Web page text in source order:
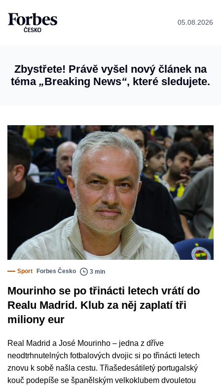
05.08.2026
Zbystřete! Právě vyšel nový článek na
téma „Breaking News“, které sledujete.
Sport Forbes Česko 3 min
Mourinho se po třinácti letech vrátí do
Realu Madrid. Klub za něj zaplatí tři
miliony eur
Real Madrid a José Mourinho – jedna z dříve
neodtrhnutelných fotbalových dvojic si po třinácti letech
znovu k sobě našla cestu. Třiašedesátiletý portugalský
kouč podepíše se španělským velkoklubem dvouletou